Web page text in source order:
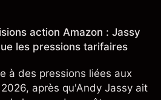
les objectifs de cours
action Amazon : Jassy
les pressions tarifaires
à des pressions liées aux
après qu'Andy Jassy ait